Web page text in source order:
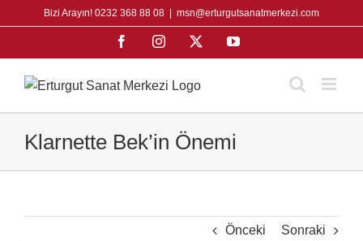
to
Bizi Arayın! 0232 368 88 08 msn@erturgutsanatmerkezi.com
FacebookInstagram YouTube
Klarnette Bek’in Önemi
Önceki Sonraki